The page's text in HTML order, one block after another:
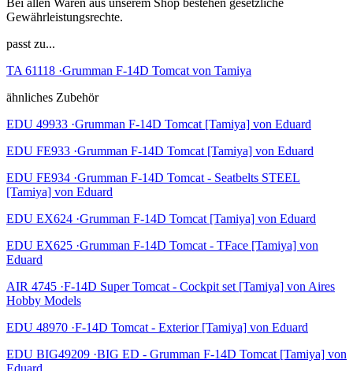
Bei allen Waren aus unserem Shop bestehen gesetzliche
Gewährleistungsrechte.
passt zu...
TA 61118 ·Grumman F-14D Tomcat von Tamiya
ähnliches Zubehör
EDU 49933 ·Grumman F-14D Tomcat [Tamiya] von Eduard
EDU FE933 ·Grumman F-14D Tomcat [Tamiya] von Eduard
EDU FE934 ·Grumman F-14D Tomcat - Seatbelts STEEL
[Tamiya] von Eduard
EDU EX624 ·Grumman F-14D Tomcat [Tamiya] von Eduard
EDU EX625 ·Grumman F-14D Tomcat - TFace [Tamiya] von
Eduard
AIR 4745 ·F-14D Super Tomcat - Cockpit set [Tamiya] von Aires
Hobby Models
EDU 48970 ·F-14D Tomcat - Exterior [Tamiya] von Eduard
EDU BIG49209 ·BIG ED - Grumman F-14D Tomcat [Tamiya] von
Eduard